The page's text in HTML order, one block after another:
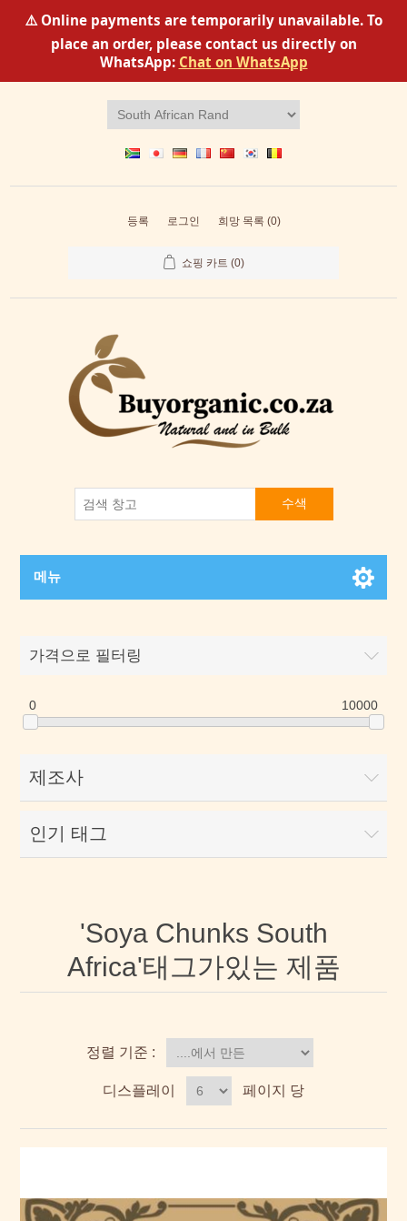
⚠️ Online payments are temporarily unavailable. To
place an order, please contact us directly on
WhatsApp: Chat on WhatsApp
등록 로그인 희망 목록 (0)
쇼핑 카트 (0)
수색
메뉴
가격으로 필터링
0 10000
제조사
인기 태그
'Soya Chunks South
Africa'태그가있는 제품
정렬 기준 :
디스플레이 페이지 당